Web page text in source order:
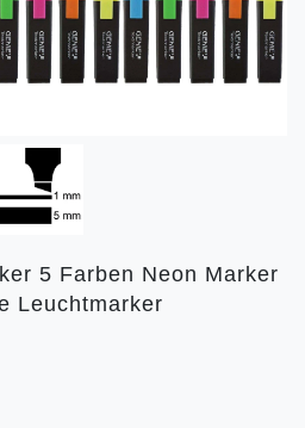
5 Farben Neon Marker
Leuchtmarker